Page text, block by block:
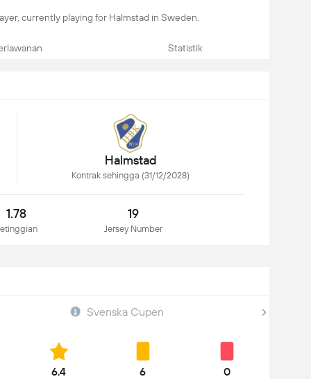
currently playing for Halmstad in Sweden.
Statistik
Halmstad
Kontrak sehingga (31/12/2028)
1.78 19
Jersey Number
Svenska Cupen
6.4 6 0